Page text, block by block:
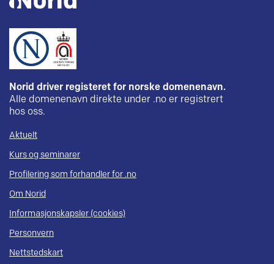
Norid driver registeret for norske domenenavn.
Alle domenenavn direkte under .no er registrert
hos oss.
Aktuelt
Kurs og seminarer
Profilering som forhandler for .no
Om Norid
Informasjonskapsler (cookies)
Personvern
Nettstedskart